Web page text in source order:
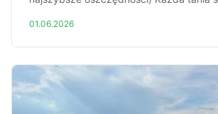
01.06.2026